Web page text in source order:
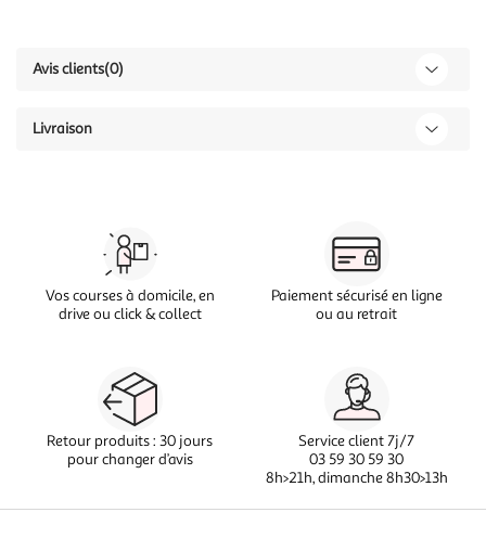
Avis clients(0)
Livraison
Vos courses à domicile, en
drive ou click & collect
Paiement sécurisé en ligne
ou au retrait
Retour produits : 30 jours
pour changer d’avis
Service client 7j/7
03 59 30 59 30
8h>21h, dimanche 8h30>13h